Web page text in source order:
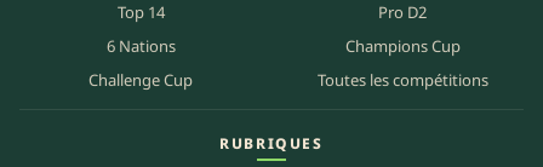
Top 14
Pro D2
6 Nations
Champions Cup
Challenge Cup
Toutes les compétitions
RUBRIQUES